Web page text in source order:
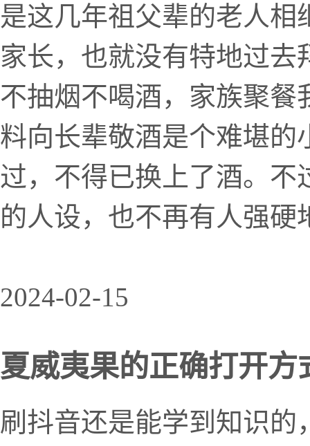
是这几年祖父辈的老人
家长，也就没有特地过
不抽烟不喝酒，家族聚
料向长辈敬酒是个难堪的
过，不得已换上了酒。
的人设，也不再有人强硬
2024-02-15
夏威夷果的正确打开方
刷抖音还是能学到知识